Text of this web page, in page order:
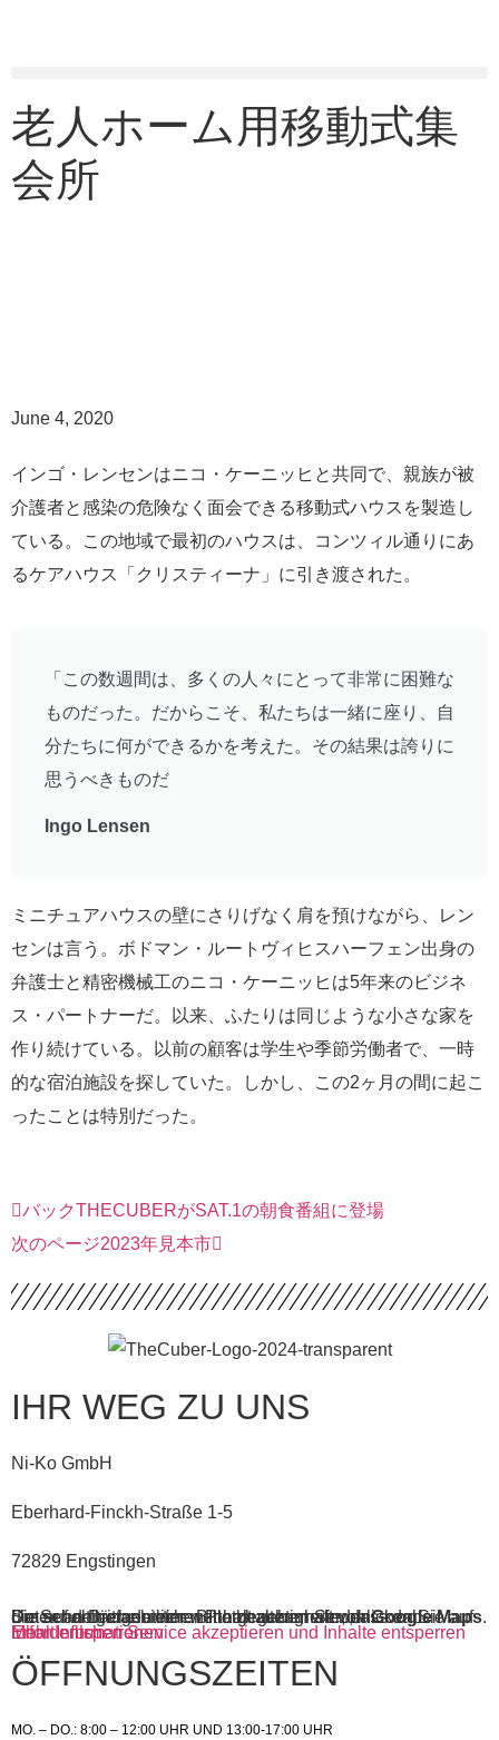
老人ホーム用移動式集
会所
June 4, 2020
インゴ・レンセンはニコ・ケーニッヒと共同で、親族が被
介護者と感染の危険なく面会できる移動式ハウスを製造し
ている。この地域で最初のハウスは、コンツィル通りにあ
るケアハウス「クリスティーナ」に引き渡された。
「この数週間は、多くの人々にとって非常に困難な
ものだった。だからこそ、私たちは一緒に座り、自
分たちに何ができるかを考えた。その結果は誇りに
思うべきものだ
Ingo Lensen
ミニチュアハウスの壁にさりげなく肩を預けながら、レン
センは言う。ボドマン・ルートヴィヒスハーフェン出身の
弁護士と精密機械工のニコ・ケーニッヒは5年来のビジネ
ス・パートナーだ。以来、ふたりは同じような小さな家を
作り続けている。以前の顧客は学生や季節労働者で、一時
的な宿泊施設を探していた。しかし、この2ヶ月の間に起こ
ったことは特別だった。
バックTHECUBERがSAT.1の朝食番組に登場
次のページ2023年見本市
IHR WEG ZU UNS
Ni-Ko GmbH
Eberhard-Finckh-Straße 1-5
72829 Engstingen
Sie sehen gerade einen Platzhalterinhalt vonGoogle Maps
. Um auf den eigentlichen Inhalt zuzugreifen, klicken Sie auf die Schaltfläche unten. Bitte beachten Sie, dass dabei Daten an Drittanbieter weitergegeben werden.
Mehr Informationen
Inhalt entsperren
Erforderlichen Service akzeptieren und Inhalte entsperren
ÖFFNUNGSZEITEN
MO. – DO.: 8:00 – 12:00 UHR UND 13:00-17:00 UHR